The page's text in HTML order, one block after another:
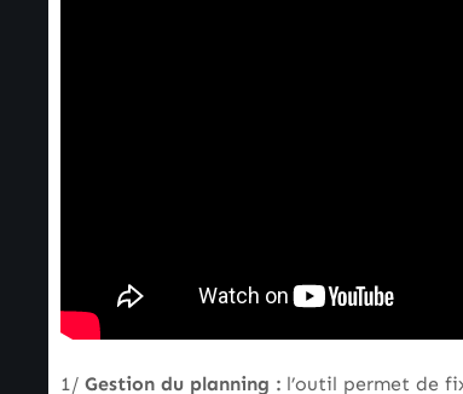
1/ Gestion du planning : l’outil permet de